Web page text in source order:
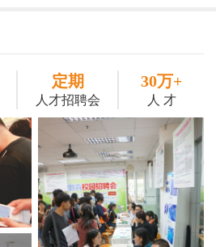
定期
人才招聘会
30万+
人 才